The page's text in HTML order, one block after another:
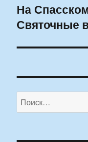
Следующая
запись:
На
Святочные
Искать: